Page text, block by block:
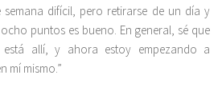
difícil, pero retirarse de un día y
puntos es bueno. En general, sé que
allí, y ahora estoy empezando a
mí mismo.”